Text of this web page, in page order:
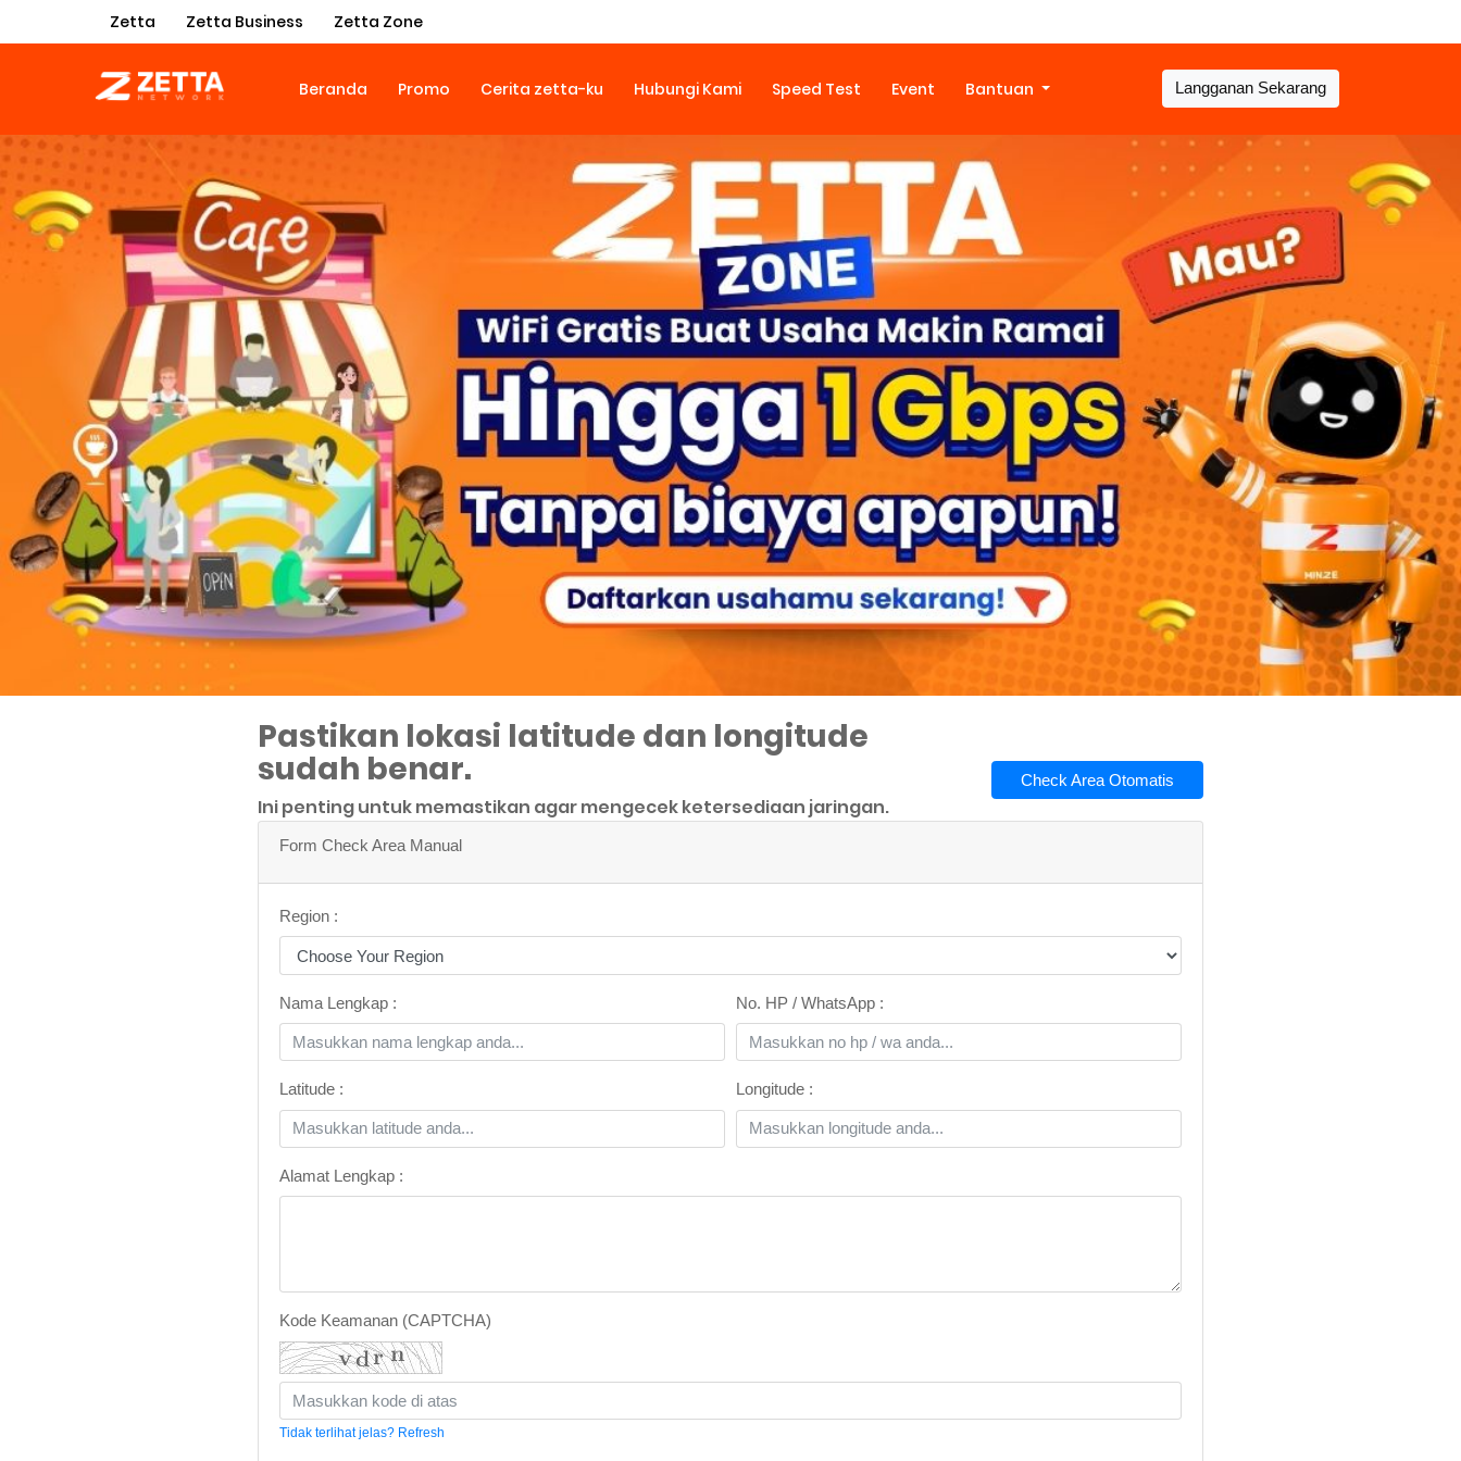
Zetta Zetta Business Zetta Zone
Beranda Promo Cerita zetta-ku Hubungi Kami Speed Test Event Bantuan Langganan Sekarang
Pastikan lokasi latitude dan longitude
sudah benar.
Ini penting untuk memastikan agar mengecek ketersediaan jaringan.
Check Area Otomatis
Form Check Area Manual
Region :
Nama Lengkap : No. HP / WhatsApp :
Latitude : Longitude :
Alamat Lengkap :
Kode Keamanan (CAPTCHA)
Tidak terlihat jelas? Refresh